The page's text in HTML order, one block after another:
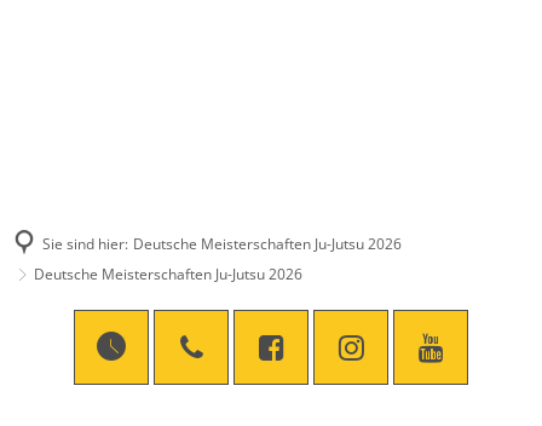
Sie sind hier: Deutsche Meisterschaften Ju-Jutsu 2026
Deutsche Meisterschaften Ju-Jutsu 2026